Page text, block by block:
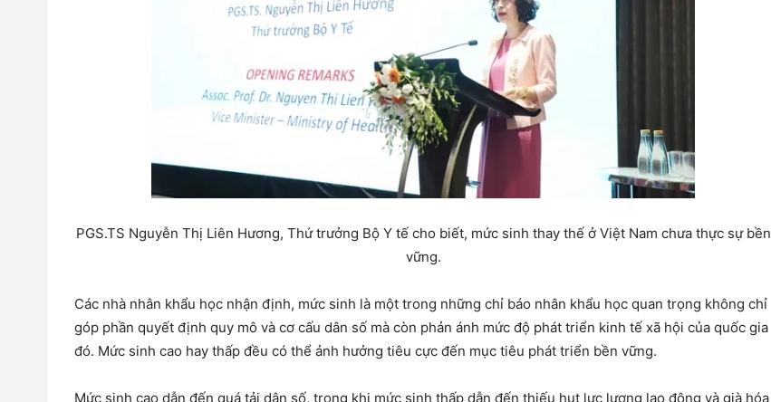
PGS.TS Nguyễn Thị Liên Hương, Thứ trưởng Bộ Y tế cho biết, mức sinh thay thế ở Việt Nam chưa thực sự bền
vững.
Các nhà nhân khẩu học nhận định, mức sinh là một trong những chỉ báo nhân khẩu học quan trọng không chỉ
góp phần quyết định quy mô và cơ cấu dân số mà còn phản ánh mức độ phát triển kinh tế xã hội của quốc gia
đó. Mức sinh cao hay thấp đều có thể ảnh hưởng tiêu cực đến mục tiêu phát triển bền vững.
Mức sinh cao dẫn đến quá tải dân số, trong khi mức sinh thấp dẫn đến thiếu hụt lực lượng lao động và già hóa